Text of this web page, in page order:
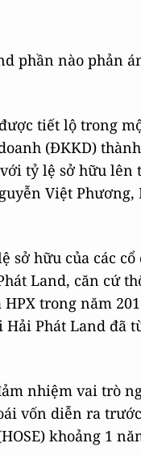
phần nào phản
tiết lộ trong
(ĐKKD)
tỷ lệ sở hữu
Việt
sở hữu của các
Land, căn cứ
trong năm
Phát Land đã
nhiệm vai trò
vốn diễn ra
khoảng 1